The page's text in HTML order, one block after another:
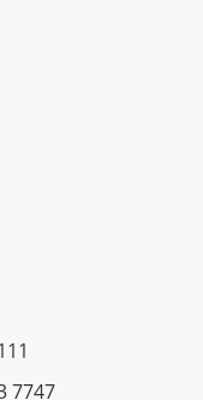
7747